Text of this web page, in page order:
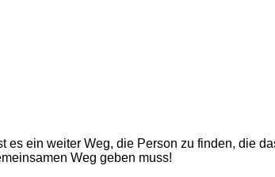
ein weiter Weg, die Person zu finden, die
Weg geben muss!